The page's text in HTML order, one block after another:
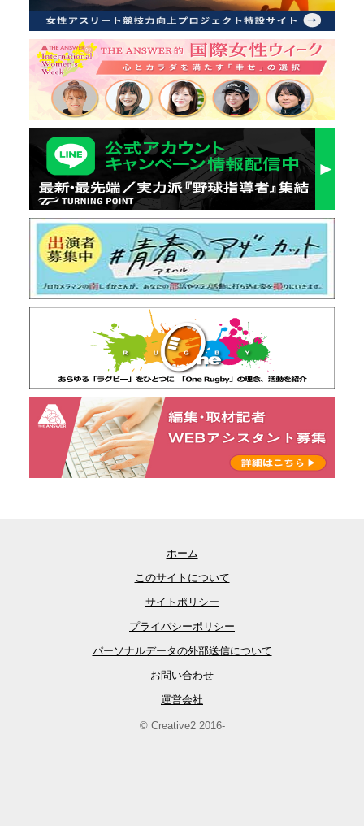
ホーム
このサイトについて
サイトポリシー
プライバシーポリシー
パーソナルデータの外部送信について
お問い合わせ
運営会社
© Creative2 2016-